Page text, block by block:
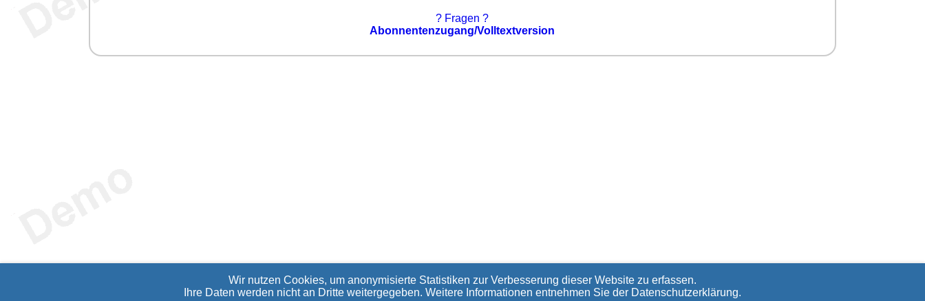
? Fragen ?
Abonnentenzugang/Volltextversion
Wir nutzen Cookies, um anonymisierte Statistiken zur Verbesserung dieser Website zu erfassen.
Ihre Daten werden nicht an Dritte weitergegeben. Weitere Informationen entnehmen Sie der Datenschutzerklärung.